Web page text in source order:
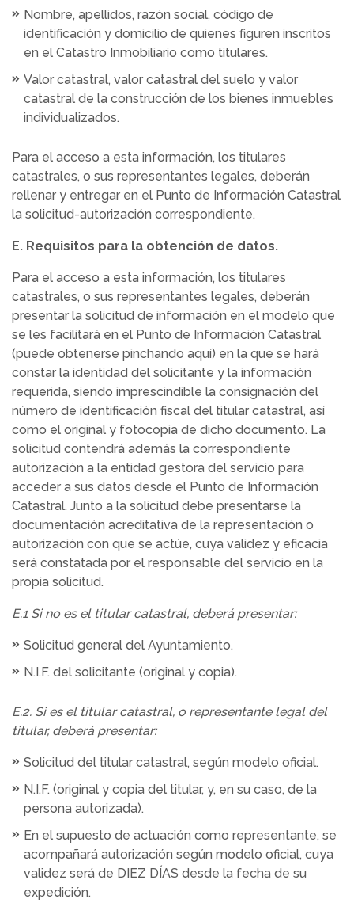
Nombre, apellidos, razón social, código de
identificación y domicilio de quienes figuren inscritos
en el Catastro Inmobiliario como titulares.
Valor catastral, valor catastral del suelo y valor
catastral de la construcción de los bienes inmuebles
individualizados.
Para el acceso a esta información, los titulares
catastrales, o sus representantes legales, deberán
rellenar y entregar en el Punto de Información Catastral
la solicitud-autorización correspondiente.
E. Requisitos para la obtención de datos.
Para el acceso a esta información, los titulares
catastrales, o sus representantes legales, deberán
presentar la solicitud de información en el modelo que
se les facilitará en el Punto de Información Catastral
(puede obtenerse pinchando aquí) en la que se hará
constar la identidad del solicitante y la información
requerida, siendo imprescindible la consignación del
número de identificación fiscal del titular catastral, así
como el original y fotocopia de dicho documento. La
solicitud contendrá además la correspondiente
autorización a la entidad gestora del servicio para
acceder a sus datos desde el Punto de Información
Catastral. Junto a la solicitud debe presentarse la
documentación acreditativa de la representación o
autorización con que se actúe, cuya validez y eficacia
será constatada por el responsable del servicio en la
propia solicitud.
E.1 Si no es el titular catastral, deberá presentar:
Solicitud general del Ayuntamiento.
N.I.F. del solicitante (original y copia).
E.2. Si es el titular catastral, o representante legal del
titular, deberá presentar:
Solicitud del titular catastral, según modelo oficial.
N.I.F. (original y copia del titular, y, en su caso, de la
persona autorizada).
En el supuesto de actuación como representante, se
acompañará autorización según modelo oficial, cuya
validez será de DIEZ DÍAS desde la fecha de su
expedición.